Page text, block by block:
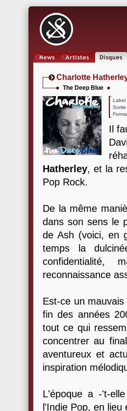
Charlotte
The Deep Blue
Sortie
Il
Hatherley, et la
Pop Rock.
De la même
dans son sens le
de Ash (voici, en
temps la
confidentialité,
reconnaissance
Est-ce un
fin des années
tout ce qui
concentrer au
aventureux et
inspiration
L'époque a -'t-
l'Indie Pop, en